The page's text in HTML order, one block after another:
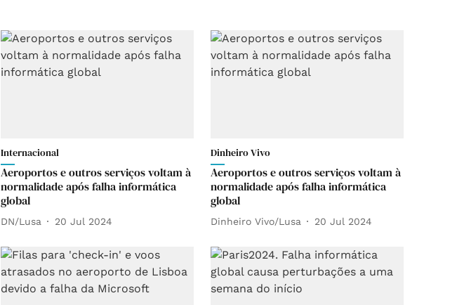
Internacional
Aeroportos e outros serviços voltam à
normalidade após falha informática
global
DN/Lusa 20 Jul 2024
Dinheiro Vivo
Aeroportos e outros serviços voltam à
normalidade após falha informática
global
Dinheiro Vivo/Lusa 20 Jul 2024